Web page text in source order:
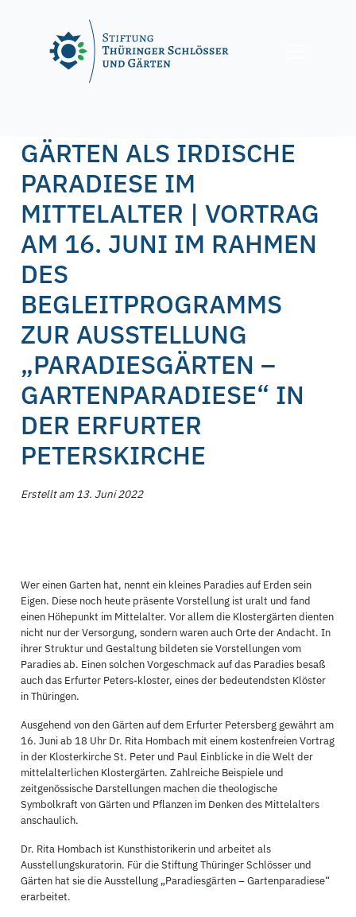
GÄRTEN ALS IRDISCHE
PARADIESE IM
MITTELALTER | VORTRAG
AM 16. JUNI IM RAHMEN
DES
BEGLEITPROGRAMMS
ZUR AUSSTELLUNG
„PARADIESGÄRTEN –
GARTENPARADIESE“ IN
DER ERFURTER
PETERSKIRCHE
Erstellt am 13. Juni 2022
Wer einen Garten hat, nennt ein kleines Paradies auf Erden sein
Eigen. Diese noch heute präsente Vorstellung ist uralt und fand
einen Höhepunkt im Mittelalter. Vor allem die Klostergärten dienten
nicht nur der Versorgung, sondern waren auch Orte der Andacht. In
ihrer Struktur und Gestaltung bildeten sie Vorstellungen vom
Paradies ab. Einen solchen Vorgeschmack auf das Paradies besaß
auch das Erfurter Peters-kloster, eines der bedeutendsten Klöster
in Thüringen.
Ausgehend von den Gärten auf dem Erfurter Petersberg gewährt am
16. Juni ab 18 Uhr Dr. Rita Hombach mit einem kostenfreien Vortrag
in der Klosterkirche St. Peter und Paul Einblicke in die Welt der
mittelalterlichen Klostergärten. Zahlreiche Beispiele und
zeitgenössische Darstellungen machen die theologische
Symbolkraft von Gärten und Pflanzen im Denken des Mittelalters
anschaulich.
Dr. Rita Hombach ist Kunsthistorikerin und arbeitet als
Ausstellungskuratorin. Für die Stiftung Thüringer Schlösser und
Gärten hat sie die Ausstellung „Paradiesgärten – Gartenparadiese“
erarbeitet.